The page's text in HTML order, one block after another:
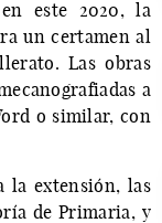
este 2020, la
un certamen al
Las obras
a
o similar, con
la extensión, las
de Primaria, y